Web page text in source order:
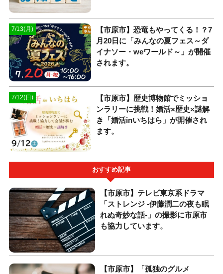
7/13(月)
【市原市】恐竜もやってくる！？7
月20日に「みんなの夏フェス～ダ
イナソー・weワールド～」が開催
されます。
7/12(日)
【市原市】歴史博物館でミッショ
ンラリーに挑戦！婚活×歴史×謎解
き「婚活inいちはら」が開催され
ます。
おすすめ記事
【市原市】テレビ東京系ドラマ
「ストレンジ -伊藤潤二の夜も眠
れぬ奇妙な話-」の撮影に市原市
も協力しています。
【市原市】「孤独のグルメ